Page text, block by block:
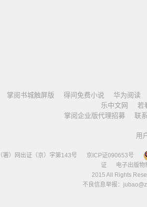
掌阅书城触屏版 得间免费小说
华为阅读
乐中文网
若
掌阅企业版代理招募
联
用
（署）网出证（京）字第143号
京ICP证090653号
证
电子出版物
2015 All Rights
不良信息举报：